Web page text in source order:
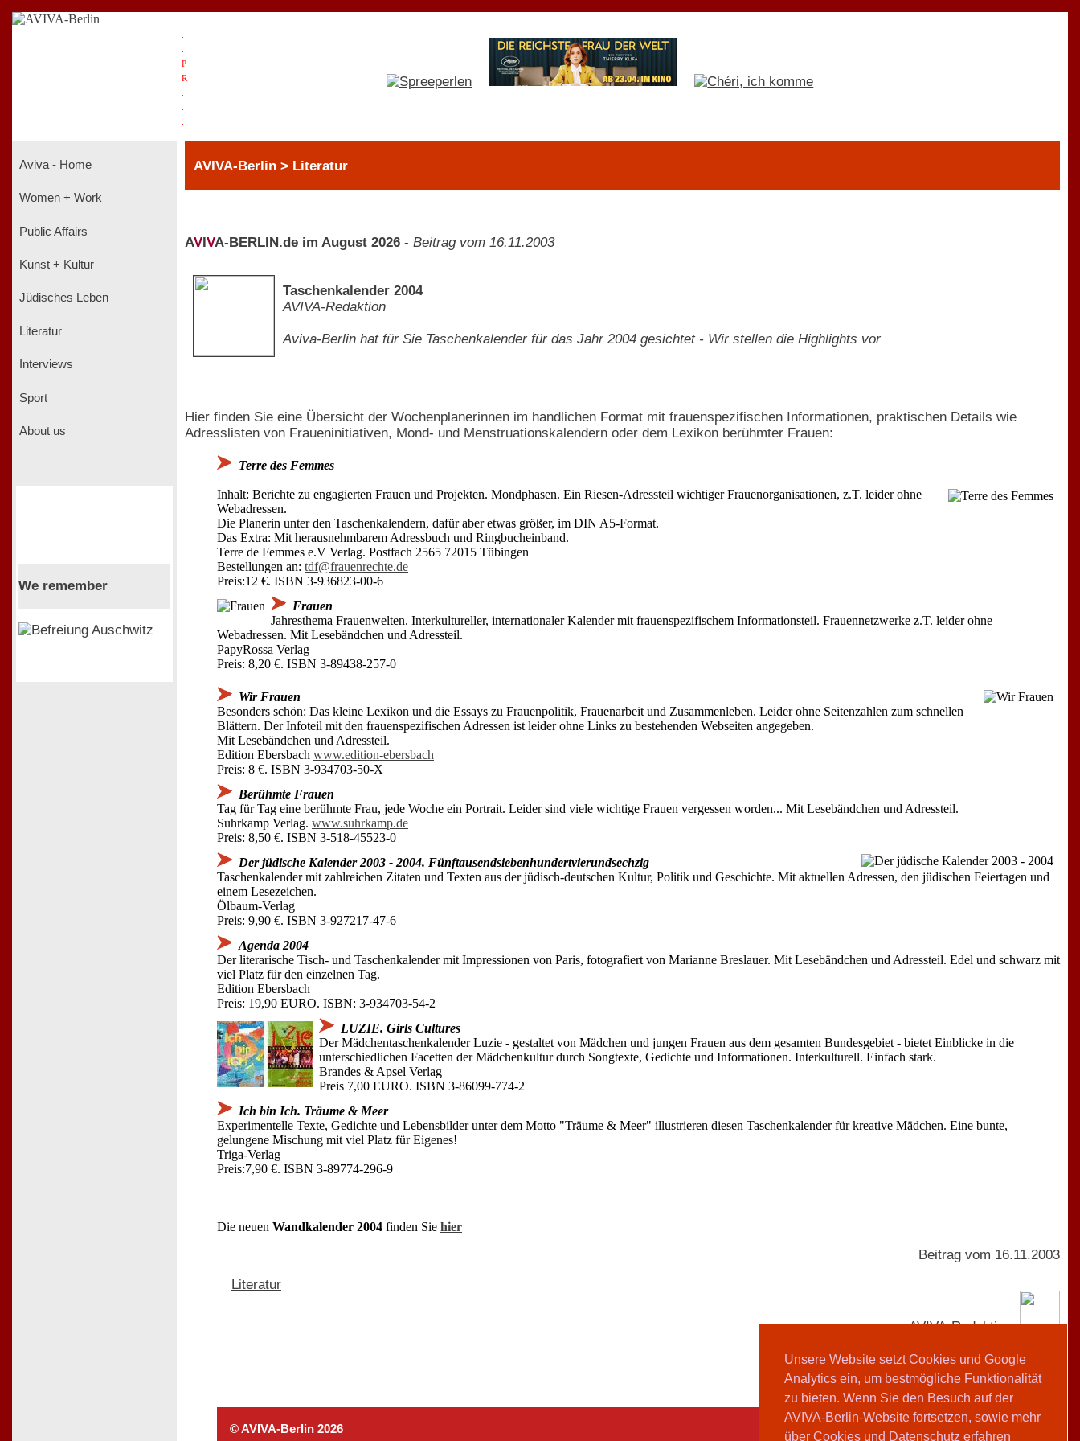
Unsere Website setzt Cookies und Google
Analytics ein, um bestmögliche Funktionalität
zu bieten. Wenn Sie den Besuch auf der
AVIVA-Berlin-Website fortsetzen, sowie mehr
über Cookies und Datenschutz erfahren
P
R
Aviva - Home
Women + Work
Public Affairs
Kunst + Kultur
Jüdisches Leben
Literatur
Interviews
Sport
About us
We remember
AVIVA-Berlin > Literatur
AV VA-BERLIN.de im August 2026 - Beitrag vom 16.11.2003
Taschenkalender 2004
AVIVA-Redaktion
Aviva-Berlin hat für Sie Taschenkalender für das Jahr 2004 gesichtet - Wir stellen die Highlights vor
Hier finden Sie eine Übersicht der Wochenplanerinnen im handlichen Format mit frauenspezifischen Informationen, praktischen Details wie
Adresslisten von Fraueninitiativen, Mond- und Menstruationskalendern oder dem Lexikon berühmter Frauen:
Terre des Femmes
Inhalt: Berichte zu engagierten Frauen und Projekten. Mondphasen. Ein Riesen-Adressteil wichtiger Frauenorganisationen, z.T. leider ohne
Webadressen.
Die Planerin unter den Taschenkalendern, dafür aber etwas größer, im DIN A5-Format.
Das Extra: Mit herausnehmbarem Adressbuch und Ringbucheinband.
Terre de Femmes e.V Verlag. Postfach 2565 72015 Tübingen
Bestellungen an: tdf@frauenrechte.de
Preis:12 €. ISBN 3-936823-00-6
Frauen
Jahresthema Frauenwelten. Interkultureller, internationaler Kalender mit frauenspezifischem Informationsteil. Frauennetzwerke z.T. leider ohne
Webadressen. Mit Lesebändchen und Adressteil.
PapyRossa Verlag
Preis: 8,20 €. ISBN 3-89438-257-0
Wir Frauen
Besonders schön: Das kleine Lexikon und die Essays zu Frauenpolitik, Frauenarbeit und Zusammenleben. Leider ohne Seitenzahlen zum schnellen
Blättern. Der Infoteil mit den frauenspezifischen Adressen ist leider ohne Links zu bestehenden Webseiten angegeben.
Mit Lesebändchen und Adressteil.
Edition Ebersbach www.edition-ebersbach
Preis: 8 €. ISBN 3-934703-50-X
Berühmte Frauen
Tag für Tag eine berühmte Frau, jede Woche ein Portrait. Leider sind viele wichtige Frauen vergessen worden... Mit Lesebändchen und Adressteil.
Suhrkamp Verlag. www.suhrkamp.de
Preis: 8,50 €. ISBN 3-518-45523-0
Der jüdische Kalender 2003 - 2004. Fünftausendsiebenhundertvierundsechzig
Taschenkalender mit zahlreichen Zitaten und Texten aus der jüdisch-deutschen Kultur, Politik und Geschichte. Mit aktuellen Adressen, den jüdischen Feiertagen und
einem Lesezeichen.
Ölbaum-Verlag
Preis: 9,90 €. ISBN 3-927217-47-6
Agenda 2004
Der literarische Tisch- und Taschenkalender mit Impressionen von Paris, fotografiert von Marianne Breslauer. Mit Lesebändchen und Adressteil. Edel und schwarz mit
viel Platz für den einzelnen Tag.
Edition Ebersbach
Preis: 19,90 EURO. ISBN: 3-934703-54-2
LUZIE. Girls Cultures
Der Mädchentaschenkalender Luzie - gestaltet von Mädchen und jungen Frauen aus dem gesamten Bundesgebiet - bietet Einblicke in die
unterschiedlichen Facetten der Mädchenkultur durch Songtexte, Gedichte und Informationen. Interkulturell. Einfach stark.
Brandes & Apsel Verlag
Preis 7,00 EURO. ISBN 3-86099-774-2
Ich bin Ich. Träume & Meer
Experimentelle Texte, Gedichte und Lebensbilder unter dem Motto "Träume & Meer" illustrieren diesen Taschenkalender für kreative Mädchen. Eine bunte,
gelungene Mischung mit viel Platz für Eigenes!
Triga-Verlag
Preis:7,90 €. ISBN 3-89774-296-9
Die neuen Wandkalender 2004 finden Sie hier
Literatur
Beitrag vom 16.11.2003
AVIVA-Redaktion
© AVIVA-Berlin 2026